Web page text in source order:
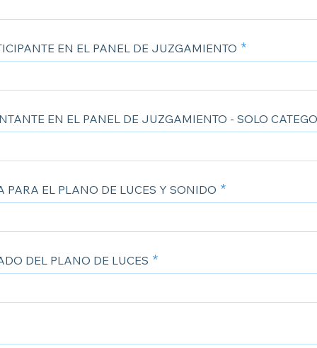
EN EL PANEL DE JUZGAMIENTO
EN EL PANEL DE JUZGAMIENTO - SOLO
EL PLANO DE LUCES Y SONIDO
DEL PLANO DE LUCES